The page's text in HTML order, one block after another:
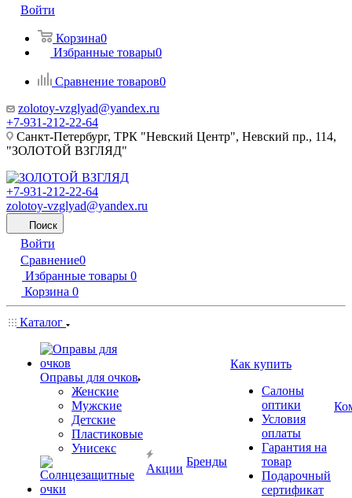
Войти
Корзина0
Избранные товары0
Сравнение товаров0
zolotoy-vzglyad@yandex.ru
+7-931-212-22-64
Санкт-Петербург, ТРК "Невский Центр", Невский пр., 114,
"ЗОЛОТОЙ ВЗГЛЯД"
+7-931-212-22-64
zolotoy-vzglyad@yandex.ru
Поиск
Войти
Сравнение0
Избранные товары 0
Корзина 0
Каталог
Оправы для очков
Женские
Мужские
Детские
Пластиковые
Унисекс
Акции
Бренды
Как купить
Салоны
оптики
Условия
оплаты
Гарантия на
товар
Подарочный
сертификат